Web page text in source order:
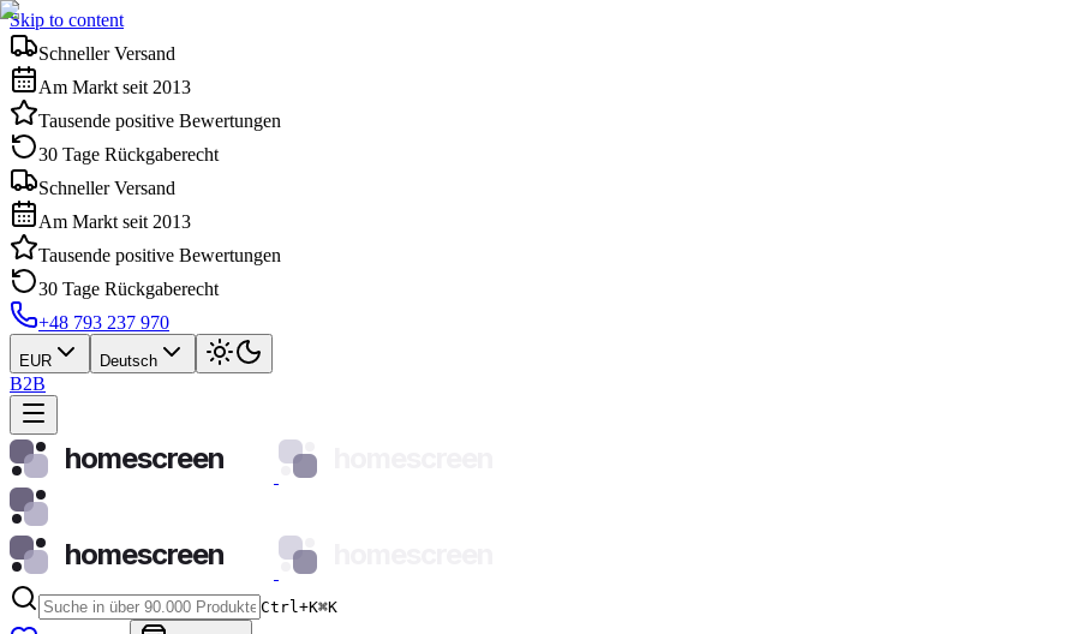
Skip to content
Schneller Versand
Am Markt seit 2013
Tausende positive Bewertungen
30 Tage Rückgaberecht
Schneller Versand
Am Markt seit 2013
Tausende positive Bewertungen
30 Tage Rückgaberecht
+48 793 237 970
EUR Deutsch
B2B
homescreen
homescreen
Ctrl+K⌘K